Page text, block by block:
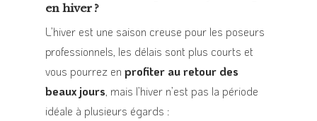
en hiver ?
L’hiver est une saison creuse pour les poseurs
professionnels, les délais sont plus courts et
vous pourrez en profiter au retour des
beaux jours , mais l’hiver n’est pas la période
idéale à plusieurs égards :